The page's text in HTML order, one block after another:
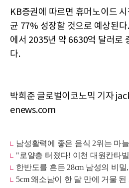
KB증권에 따르면 휴머노이드
균 77% 성장할 것으로 예상된
에서 2035년 약 6630억 달러로
다.
박희준 글로벌이코노믹 기자
enews.com